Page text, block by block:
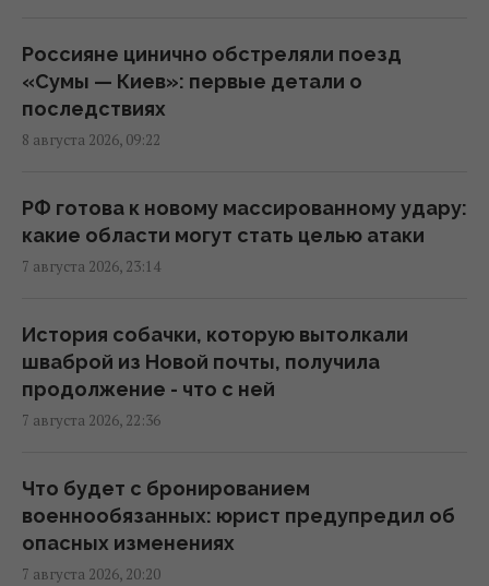
Коломойского, защита заявила о
проблемах со здоровьем
20:39 пятница, 07 августа 2026
субмарины, расположенные в тысячах
километров от Украины
20:35 пятница, 07 августа 2026
Киев будет значительно лучше
подготовлен к зиме, но фактор обстрелов
и возможностей ПВО никто не отменял, -
Пантелеев
Зеленский прибыл в Сербию: подробности
первого официального визита
19:52 пятница, 07 августа 2026
Россияне цинично обстреляли поезд
«Сумы — Киев»: первые детали о
последствиях
8 августа 2026, 09:22
РФ готова к новому массированному удару:
какие области могут стать целью атаки
7 августа 2026, 23:14
История собачки, которую вытолкали
шваброй из Новой почты, получила
продолжение - что с ней
7 августа 2026, 22:36
Что будет с бронированием
военнообязанных: юрист предупредил об
опасных изменениях
7 августа 2026, 20:20